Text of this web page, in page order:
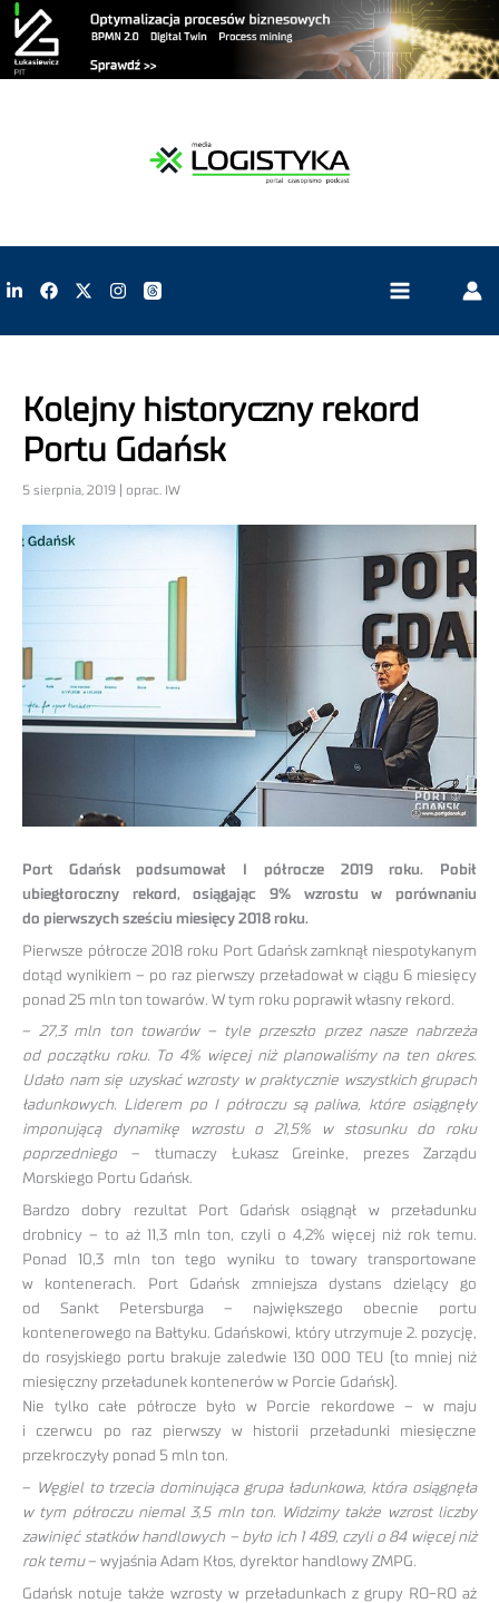
Kolejny historyczny rekord
Portu Gdańsk
5 sierpnia, 2019 | oprac. IW
Port Gdańsk podsumował I półrocze 2019 roku. Pobił
ubiegłoroczny rekord, osiągając 9% wzrostu w porównaniu
do pierwszych sześciu miesięcy 2018 roku.
Pierwsze półrocze 2018 roku Port Gdańsk zamknął niespotykanym
dotąd wynikiem – po raz pierwszy przeładował w ciągu 6 miesięcy
ponad 25 mln ton towarów. W tym roku poprawił własny rekord.
–27,3 mln ton towarów – tyle przeszło przez nasze nabrzeża
od początku roku. To 4% więcej niż planowaliśmy na ten okres.
Udało nam się uzyskać wzrosty w praktycznie wszystkich grupach
ładunkowych. Liderem po I półroczu są paliwa, które osiągnęły
imponującą dynamikę wzrostu o 21,5% w stosunku do roku
poprzedniego – tłumaczy Łukasz Greinke, prezes Zarządu
Morskiego Portu Gdańsk.
Bardzo dobry rezultat Port Gdańsk osiągnął w przeładunku
drobnicy – to aż 11,3 mln ton, czyli o 4,2% więcej niż rok temu.
Ponad 10,3 mln ton tego wyniku to towary transportowane
w kontenerach. Port Gdańsk zmniejsza dystans dzielący go
od Sankt Petersburga – największego obecnie portu
kontenerowego na Bałtyku. Gdańskowi, który utrzymuje 2. pozycję,
do rosyjskiego portu brakuje zaledwie 130 000 TEU (to mniej niż
miesięczny przeładunek kontenerów w Porcie Gdańsk).
Nie tylko całe półrocze było w Porcie rekordowe – w maju
i czerwcu po raz pierwszy w historii przeładunki miesięczne
przekroczyły ponad 5 mln ton.
–
Węgiel to trzecia dominująca grupa ładunkowa, która osiągnęła
w tym półroczu niemal 3,5 mln ton. Widzimy także wzrost liczby
zawinięć statków handlowych – było ich 1 489, czyli o 84 więcej niż
rok temu– wyjaśnia Adam Kłos, dyrektor handlowy ZMPG.
Gdańsk notuje także wzrosty w przeładunkach z grupy RO-RO aż